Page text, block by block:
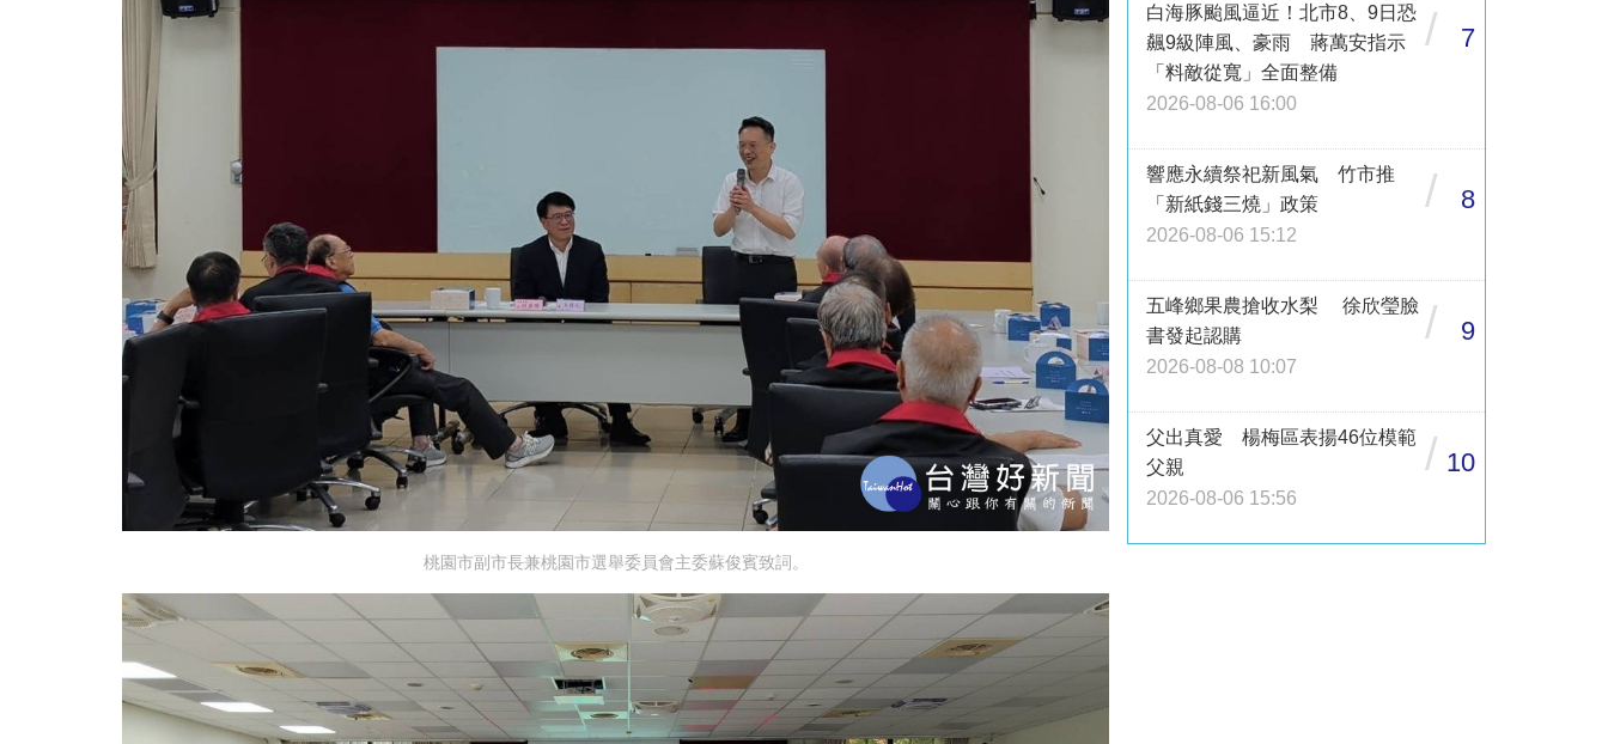
桃園市副市長兼桃園市選舉委員會主委蘇俊賓致詞。
白海豚颱風逼近！北市8、9日恐
飆9級陣風、豪雨 蔣萬安指示
「料敵從寬」全面整備
2026-08-06 16:00
/ 7
響應永續祭祀新風氣 竹市推
「新紙錢三燒」政策
2026-08-06 15:12
/ 8
五峰鄉果農搶收水梨 徐欣瑩臉
書發起認購
2026-08-08 10:07
/ 9
父出真愛 楊梅區表揚46位模範
父親
2026-08-06 15:56
/ 10